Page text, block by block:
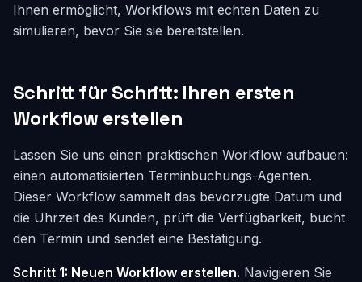
Ihnen ermöglicht, Workflows mit echten Daten zu
simulieren, bevor Sie sie bereitstellen.
Schritt für Schritt: Ihren ersten
Workflow erstellen
Lassen Sie uns einen praktischen Workflow aufbauen:
einen automatisierten Terminbuchungs-Agenten.
Dieser Workflow sammelt das bevorzugte Datum und
die Uhrzeit des Kunden, prüft die Verfügbarkeit, bucht
den Termin und sendet eine Bestätigung.
Schritt 1: Neuen Workflow erstellen. Navigieren Sie